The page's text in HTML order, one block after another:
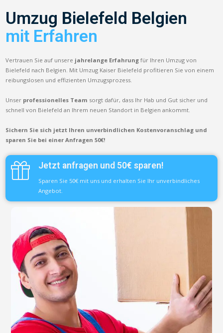
Umzug Bielefeld Belgien
mit Erfahren
Vertrauen Sie auf unsere jahrelange Erfahrung für Ihren Umzug von
Bielefeld nach Belgien. Mit Umzug Kaiser Bielefeld profitieren Sie von einem
reibungslosen und effizienten Umzugsprozess.
Unser professionelles Team sorgt dafür, dass Ihr Hab und Gut sicher und
schnell von Bielefeld an Ihrem neuen Standort in Belgien ankommt.
Sichern Sie sich jetzt Ihren unverbindlichen Kostenvoranschlag und
sparen Sie bei einer Anfragen 50€!
Jetzt anfragen und 50€ sparen!
Sparen Sie 50€ mit uns und erhalten Sie Ihr unverbindliches
Angebot.